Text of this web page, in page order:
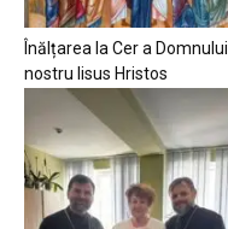
Înălțarea la Cer a Domnului
nostru Iisus Hristos